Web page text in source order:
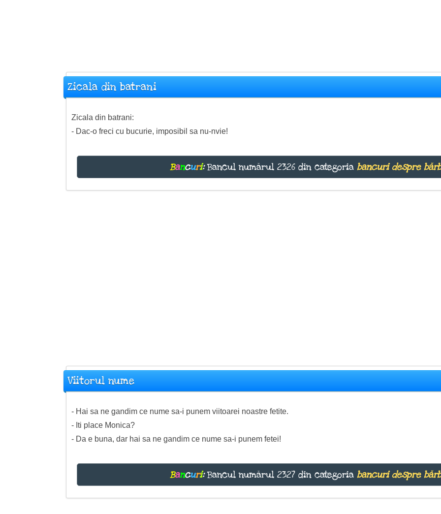
Zicala din batrani
Zicala din batrani:
- Dac-o freci cu bucurie, imposibil sa nu-nvie!
Bancuri:Bancul numărul 2326 din categoriabancuri despre
Viitorul nume
- Hai sa ne gandim ce nume sa-i punem viitoarei noastre fetite.
- Iti place Monica?
- Da e buna, dar hai sa ne gandim ce nume sa-i punem fetei!
Bancuri:Bancul numărul 2327 din categoriabancuri despre